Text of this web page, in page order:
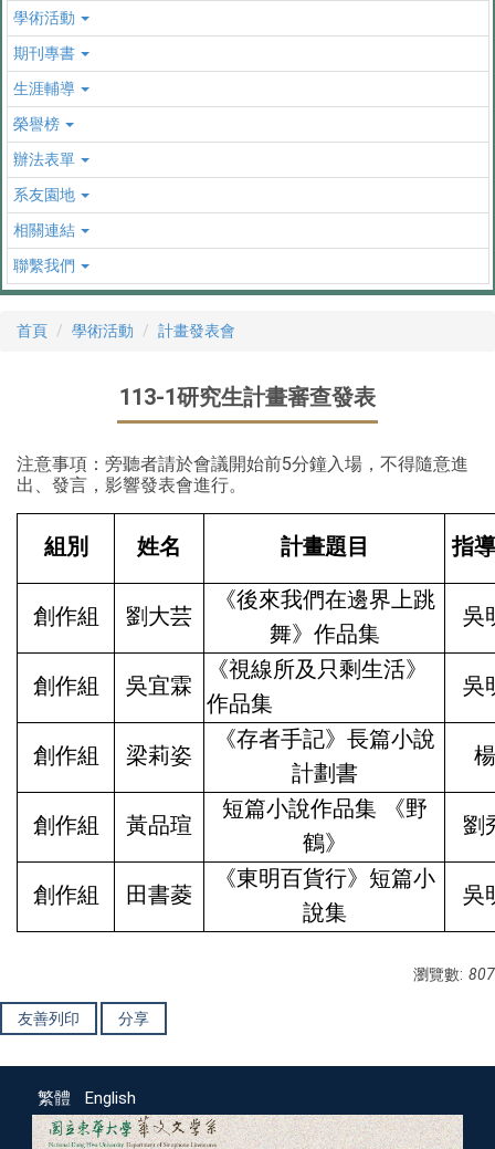
學術活動
期刊專書
生涯輔導
榮譽榜
辦法表單
系友園地
相關連結
聯繫我們
首頁 學術活動 計畫發表會
113-1研究生計畫審查發表
注意事項：旁聽者請於會議開始前5分鐘入場，不得隨意進
出、發言，影響發表會進行。
組別 姓名 計畫題目 指
創作組 劉大芸
《後來我們在邊界上跳
舞》作品集
吳
創作組 吳宜霖
《視線所及只剩⽣活》
作品集
吳
創作組 梁莉姿
《存者手記》長篇小說
計劃書
創作組 黃品瑄
短篇小說作品集 《野
鶴》
劉
創作組 田書菱
《東明百貨行》短篇小
說集
吳
瀏覽數: 807
友善列印 分享
繁體 English